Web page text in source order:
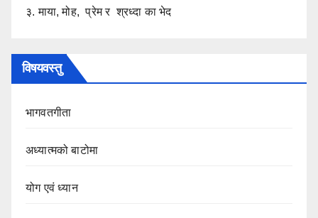
३. माया, मोह, प्रेम र श्रध्दा का भेद
विषयवस्तु
भागवतगीता
अध्यात्मको बाटोमा
योग एवं ध्यान